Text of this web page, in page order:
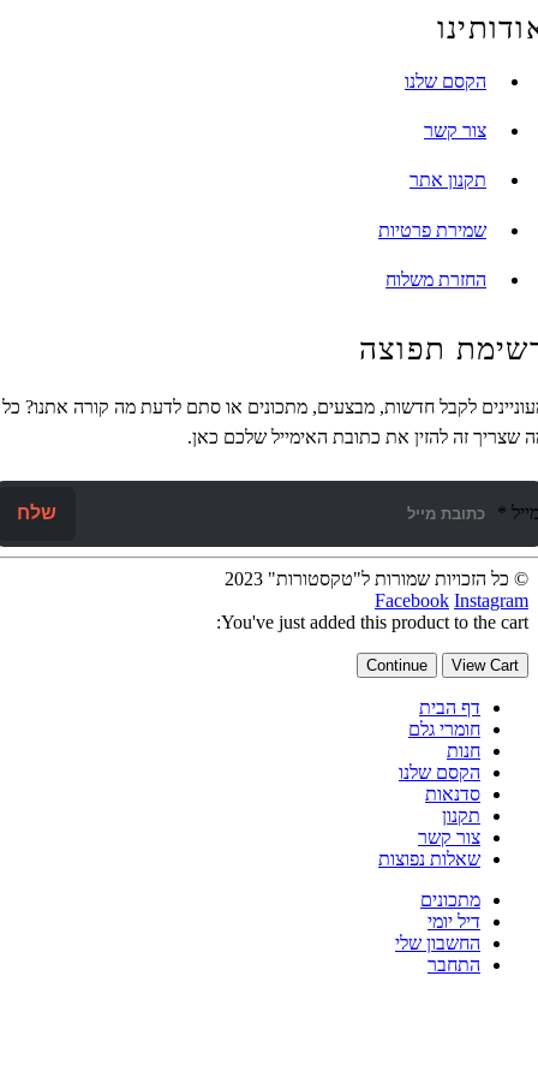
הקסם שלנו
צור קשר
תקנון אתר
שמירת פרטיות
החזרת משלוח
תפוצה
לקבל חדשות, מבצעים, מתכונים או סתם לדעת מה קורה אתנו? כל
זה להזין את כתובת האימייל שלכם כאן.
* שלח
הזכויות שמורות ל"טקסטורות" 2023
Facebook
You've just added this product to the
View
Continue
דף הבית
חומרי גלם
חנות
הקסם שלנו
סדנאות
תקנון
צור קשר
שאלות נפוצות
מתכונים
דיל יומי
החשבון שלי
התחבר